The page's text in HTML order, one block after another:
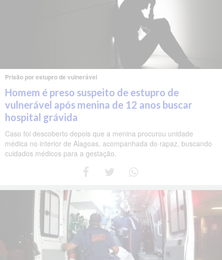
Prisão por estupro de vulnerável
Homem é preso suspeito de estupro de
vulnerável após menina de 12 anos buscar
hospital grávida
Caso foi descoberto depois que a menina procurou unidade
médica no interior de Alagoas, acompanhada do rapaz, buscando
cuidados médicos para a gestação.